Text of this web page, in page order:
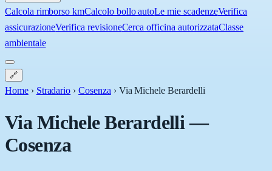
Calcola rimborso kmCalcolo bollo autoLe mie scadenzeVerifica
assicurazioneVerifica revisioneCerca officina autorizzataClasse
ambientale
🔗
Home › Stradario › Cosenza › Via Michele Berardelli
Via Michele Berardelli—
Cosenza